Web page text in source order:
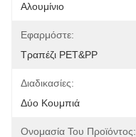
Αλουμίνιο
Εφαρμόστε:
Τραπέζι PET&PP
Διαδικασίες:
Δύο Κουμπιά
Ονομασία Του Προϊόντος: